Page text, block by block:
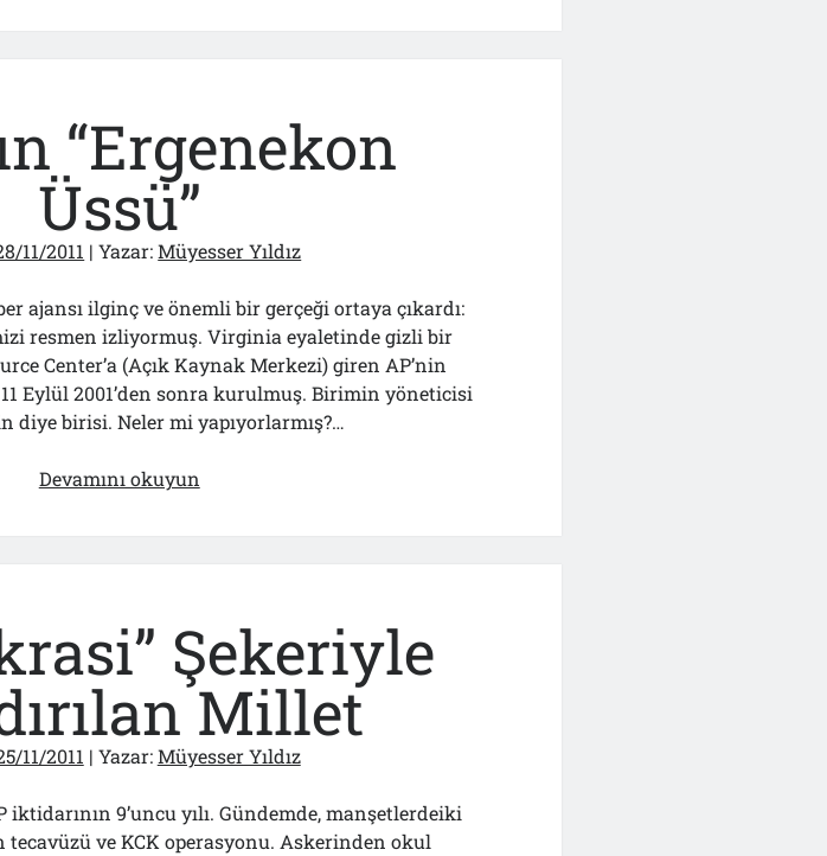
“Ergenekon
Üssü”
11/2011 | Yazar:Müyesser Yıldız
ajansı ilginç ve önemli bir gerçeği ortaya çıkardı:
resmen izliyormuş. Virginia eyaletinde gizli bir
Center’a (Açık Kaynak Merkezi) giren AP’nin
Eylül 2001’den sonra kurulmuş. Birimin yöneticisi
diye birisi. Neler mi yapıyorlarmış?…
Devamını okuyun
Şekeriyle
Millet
11/2011 | Yazar:Müyesser Yıldız
iktidarının 9’uncu yılı. Gündemde, manşetlerdeiki
tecavüzü ve KCK operasyonu. Askerinden okul